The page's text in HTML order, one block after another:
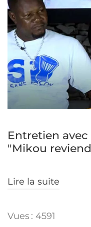
Entretien
"Mikou
Lire la suite
Vues : 4591